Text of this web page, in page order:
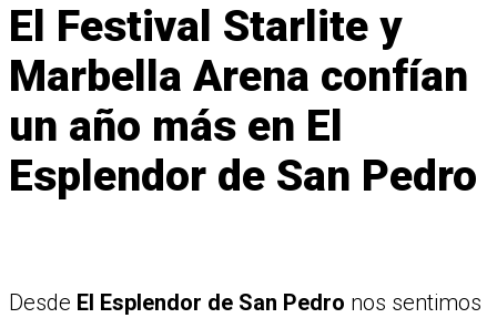
El Festival Starlite y
Marbella Arena confían
un año más en El
Esplendor de San Pedro
Desde El Esplendor de San Pedro nos sentimos